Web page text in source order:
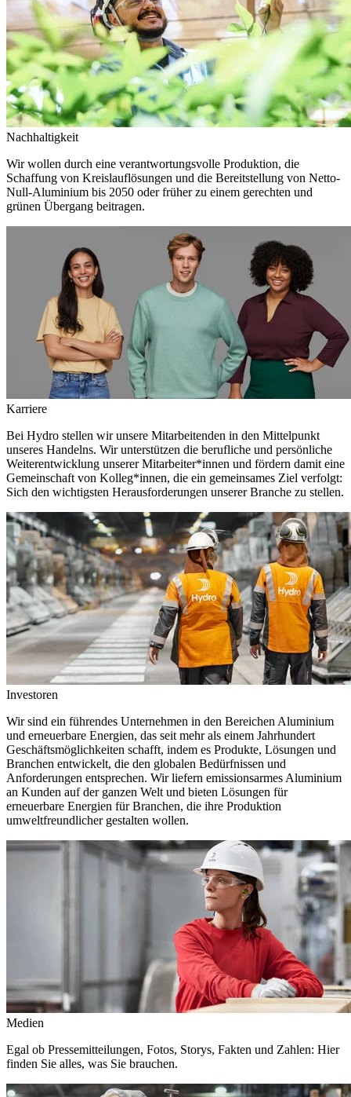
Nachhaltigkeit
Wir wollen durch eine verantwortungsvolle Produktion, die
Schaffung von Kreislauflösungen und die Bereitstellung von Netto-
Null-Aluminium bis 2050 oder früher zu einem gerechten und
grünen Übergang beitragen.
Karriere
Bei Hydro stellen wir unsere Mitarbeitenden in den Mittelpunkt
unseres Handelns. Wir unterstützen die berufliche und persönliche
Weiterentwicklung unserer Mitarbeiter*innen und fördern damit eine
Gemeinschaft von Kolleg*innen, die ein gemeinsames Ziel verfolgt:
Sich den wichtigsten Herausforderungen unserer Branche zu stellen.
Investoren
Wir sind ein führendes Unternehmen in den Bereichen Aluminium
und erneuerbare Energien, das seit mehr als einem Jahrhundert
Geschäftsmöglichkeiten schafft, indem es Produkte, Lösungen und
Branchen entwickelt, die den globalen Bedürfnissen und
Anforderungen entsprechen. Wir liefern emissionsarmes Aluminium
an Kunden auf der ganzen Welt und bieten Lösungen für
erneuerbare Energien für Branchen, die ihre Produktion
umweltfreundlicher gestalten wollen.
Medien
Egal ob Pressemitteilungen, Fotos, Storys, Fakten und Zahlen: Hier
finden Sie alles, was Sie brauchen.